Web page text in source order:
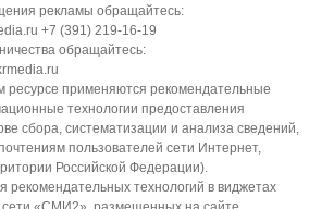
рекламы обращайтесь:
+7 (391) 219-16-19
обращайтесь:
применяются рекомендательные
технологии предоставления
сбора, систематизации и анализа сведений,
пользователей сети Интернет,
Российской Федерации).
рекомендательных технологий в виджетах